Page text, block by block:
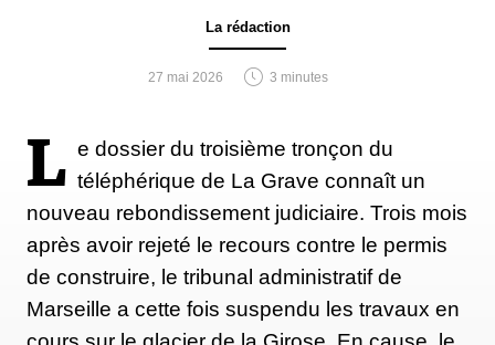
10. Quelle surface peut-on
En France, les retenues déjà existantes ne
permettraient pas par exemple de couvrir toute une
station. Elles sont plutôt destinées à quelques
kilomètres de piste, et sont donc plus adaptées dans
le cadre d’une compétition ou l’ouverture
prématurée d’une piste. A titre d’exemple, la réserve
La rédaction
27 mai 2026 3 minutes
L e dossier du troisième tronçon du
téléphérique de La Grave connaît un
nouveau rebondissement judiciaire. Trois mois
après avoir rejeté le recours contre le permis
de construire, le tribunal administratif de
Marseille a cette fois suspendu les travaux en